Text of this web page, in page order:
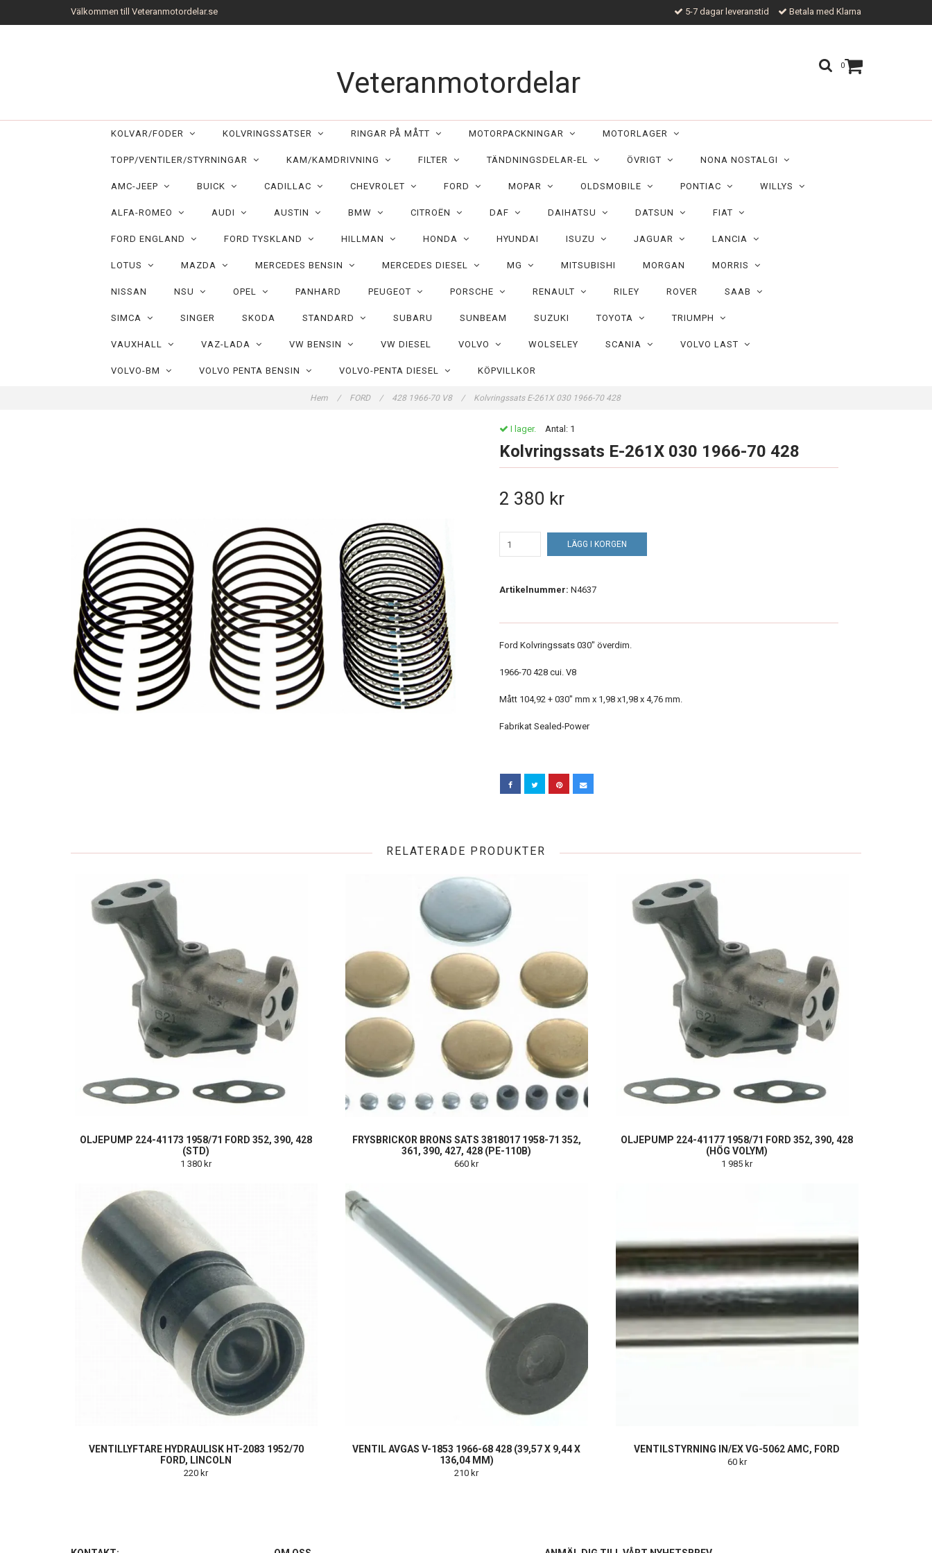
Välkommen till Veteranmotordelar.se 5-7 dagar leveranstid Betala med Klarna
0
Veteranmotordelar
KOLVAR/FODER KOLVRINGSSATSER RINGAR PÅ MÅTT MOTORPACKNINGAR MOTORLAGER
TOPP/VENTILER/STYRNINGAR KAM/KAMDRIVNING FILTER TÄNDNINGSDELAR-EL ÖVRIGT NONA NOSTALGI
AMC-JEEP BUICK CADILLAC CHEVROLET FORD MOPAR OLDSMOBILE PONTIAC WILLYS
ALFA-ROMEO AUDI AUSTIN BMW CITROËN DAF DAIHATSU DATSUN FIAT
FORD ENGLAND FORD TYSKLAND HILLMAN HONDA HYUNDAI ISUZU JAGUAR LANCIA
LOTUS MAZDA MERCEDES BENSIN MERCEDES DIESEL MG MITSUBISHI MORGAN MORRIS
NISSAN NSU OPEL PANHARD PEUGEOT PORSCHE RENAULT RILEY ROVER SAAB
SIMCA SINGER SKODA STANDARD SUBARU SUNBEAM SUZUKI TOYOTA TRIUMPH
VAUXHALL VAZ-LADA VW BENSIN VW DIESEL VOLVO WOLSELEY SCANIA VOLVO LAST
VOLVO-BM VOLVO PENTA BENSIN VOLVO-PENTA DIESEL KÖPVILLKOR
Hem / FORD / 428 1966-70 V8 / Kolvringssats E-261X 030 1966-70 428
I lager. Antal: 1
Kolvringssats E-261X 030 1966-70 428
2 380 kr
LÄGG I KORGEN
Artikelnummer: N4637
Ford Kolvringssats 030" överdim.
1966-70 428 cui. V8
Mått 104,92 + 030" mm x 1,98 x1,98 x 4,76 mm.
Fabrikat Sealed-Power
RELATERADE PRODUKTER
OLJEPUMP 224-41173 1958/71 FORD 352, 390, 428
(STD)
1 380 kr
FRYSBRICKOR BRONS SATS 3818017 1958-71 352,
361, 390, 427, 428 (PE-110B)
660 kr
OLJEPUMP 224-41177 1958/71 FORD 352, 390, 428
(HÖG VOLYM)
1 985 kr
VENTILLYFTARE HYDRAULISK HT-2083 1952/70
FORD, LINCOLN
220 kr
VENTIL AVGAS V-1853 1966-68 428 (39,57 X 9,44 X
136,04 MM)
210 kr
VENTILSTYRNING IN/EX VG-5062 AMC, FORD
60 kr